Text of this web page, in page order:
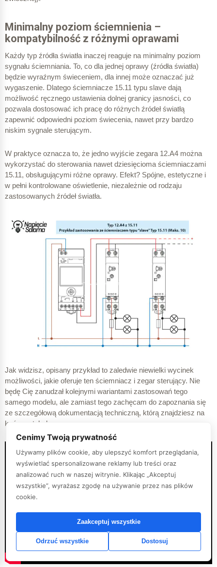
Minimalny poziom ściemnienia –
kompatybilność z różnymi oprawami
Każdy typ źródła światła inaczej reaguje na minimalny poziom
sygnału ściemniania. To, co dla jednej oprawy (źródła światła)
będzie wyraźnym świeceniem, dla innej może oznaczać już
wygaszenie. Dlatego ściemniacze 15.11 typu slave dają
możliwość ręcznego ustawienia dolnej granicy jasności, co
pozwala dostosować ich pracę do różnych źródeł światłą
zapewnić odpowiedni poziom świecenia, nawet przy bardzo
niskim sygnale sterującym.
W praktyce oznacza to, że jedno wyjście zegara 12.A4 można
wykorzystać do sterowania nawet dziesięcioma ściemniaczami
15.11, obsługującymi różne oprawy. Efekt? Spójne, estetyczne i
w pełni kontrolowane oświetlenie, niezależnie od rodzaju
zastosowanych źródeł światła.
Jak widzisz, opisany przykład to zaledwie niewielki wycinek
możliwości, jakie oferuje ten ściemniacz i zegar sterujący. Nie
będę Cię zanudzał kolejnymi wariantami zastosowań tego
samego modelu, ale zamiast tego zachęcam do zapoznania się
ze szczegółową dokumentacją techniczną, którą znajdziesz na
końcu artykułu.
Cenimy Twoją prywatność
Używamy plików cookie, aby ulepszyć komfort przeglądania,
wyświetlać spersonalizowane reklamy lub treści oraz
analizować ruch w naszej witrynie. Klikając „Akceptuj
wszystkie”, wyrażasz zgodę na używanie przez nas plików
cookie.
Zaakceptuj wszystkie
Odrzuć wszystkie Dostosuj